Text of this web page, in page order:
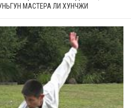
МАСТЕРА ЛИ ХУНЧЖИ